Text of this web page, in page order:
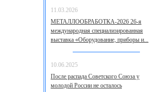
11.03.2026
МЕТАЛЛООБРАБОТКА-2026 26-я
международная специализированная
выставка «Оборудование, приборы и...
10.06.2025
После распада Советского Союза у
молодой России не осталось